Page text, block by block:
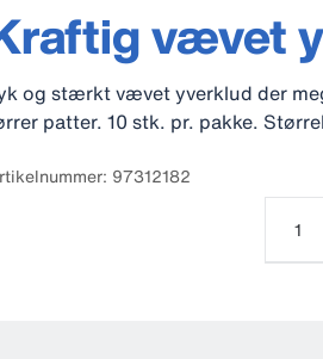
vævet
og stærkt vævet yverklud der
patter. 10 stk. pr. pakke.
97312182